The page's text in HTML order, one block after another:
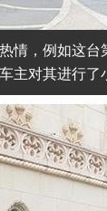
情，例如这
主对其进行了